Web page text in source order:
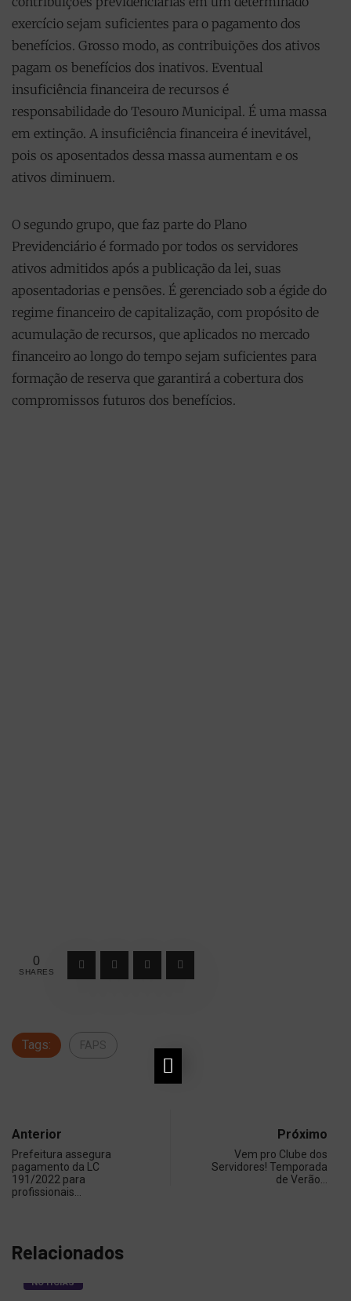
exercício sejam suficientes para o pagamento dos
benefícios. Grosso modo, as contribuições dos ativos
pagam os benefícios dos inativos. Eventual
insuficiência financeira de recursos é
responsabilidade do Tesouro Municipal. É uma massa
em extinção. A insuficiência financeira é inevitável,
pois os aposentados dessa massa aumentam e os
ativos diminuem.
O segundo grupo, que faz parte do Plano
Previdenciário é formado por todos os servidores
ativos admitidos após a publicação da lei, suas
aposentadorias e pensões. É gerenciado sob a égide do
regime financeiro de capitalização, com propósito de
acumulação de recursos, que aplicados no mercado
financeiro ao longo do tempo sejam suficientes para
formação de reserva que garantirá a cobertura dos
compromissos futuros dos benefícios.
0
SHARES
Tags: FAPS
Anterior
Prefeitura assegura
pagamento da LC
191/2022 para
profissionais…
Próximo
Vem pro Clube dos
Servidores! Temporada
de Verão…
Relacionados
NOTÍCIAS